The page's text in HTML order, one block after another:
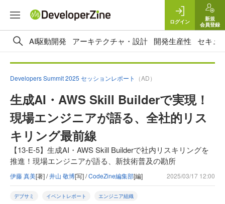
ログイン
新規
会員登録
AI駆動開発 アーキテクチャ・設計 開発生産性 セキュ
Developers Summit 2025 セッションレポート （AD）
生成AI・AWS Skill Builderで実現！
現場エンジニアが語る、全社的リス
キリング最前線
【13-E-5】生成AI・AWS Skill Builderで社内リスキリングを
推進！現場エンジニアが語る、新技術普及の勘所
伊藤 真美[著] /井山 敬博[写] /CodeZine編集部[編] 2025/03/17 12:00
デブサミ イベントレポート エンジニア組織